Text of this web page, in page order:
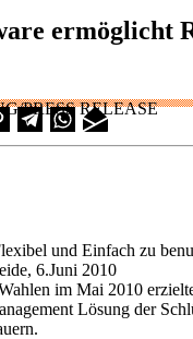
ermöglicht
PRESS RELEASE
und Einfach zu
6.Juni 2010
im Mai 2010
Lösung der